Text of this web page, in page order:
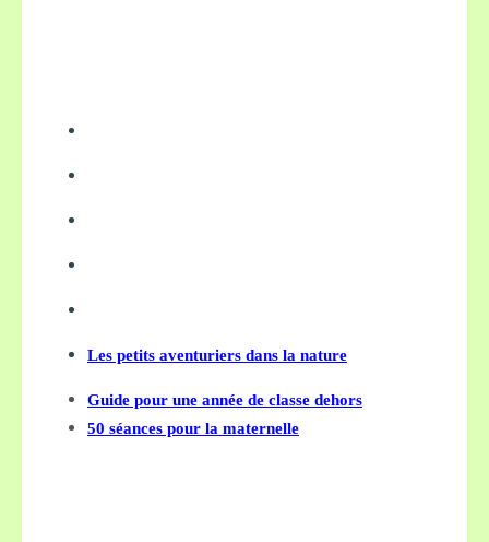
Les petits aventuriers dans la nature
Guide pour une année de classe dehors
50 séances pour la maternelle